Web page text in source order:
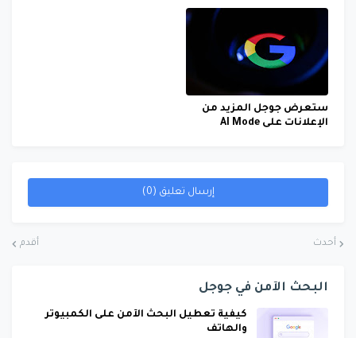
ستعرض جوجل المزيد من
الإعلانات على AI Mode
إرسال تعليق (0)
أحدث أقدم
البحث الآمن في جوجل
كيفية تعطيل البحث الآمن على الكمبيوتر
والهاتف